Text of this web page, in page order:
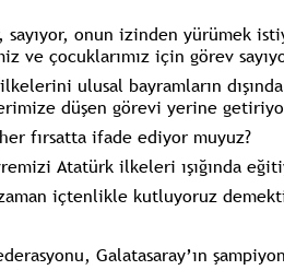
sayıyor, onun izinden yürümek
ve çocuklarımız için görev
ulusal bayramların
düşen görevi yerine
her fırsatta ifade ediyor muyuz?
Atatürk ilkeleri ışığında
zaman içtenlikle kutluyoruz
Galatasaray’ın